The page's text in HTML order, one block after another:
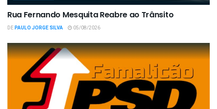
Rua Fernando Mesquita Reabre ao Trânsito
DEPAULO JORGE SILVA 05/08/2026